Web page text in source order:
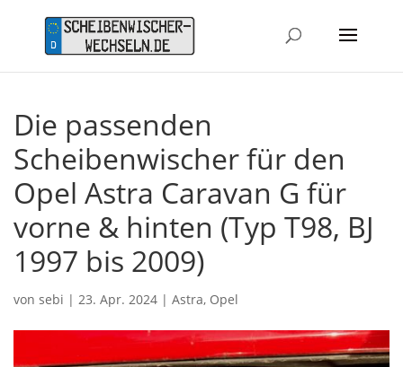
Die passenden
Scheibenwischer für den
Opel Astra Caravan G für
vorne & hinten (Typ T98, BJ
1997 bis 2009)
von sebi | 23. Apr. 2024 | Astra, Opel